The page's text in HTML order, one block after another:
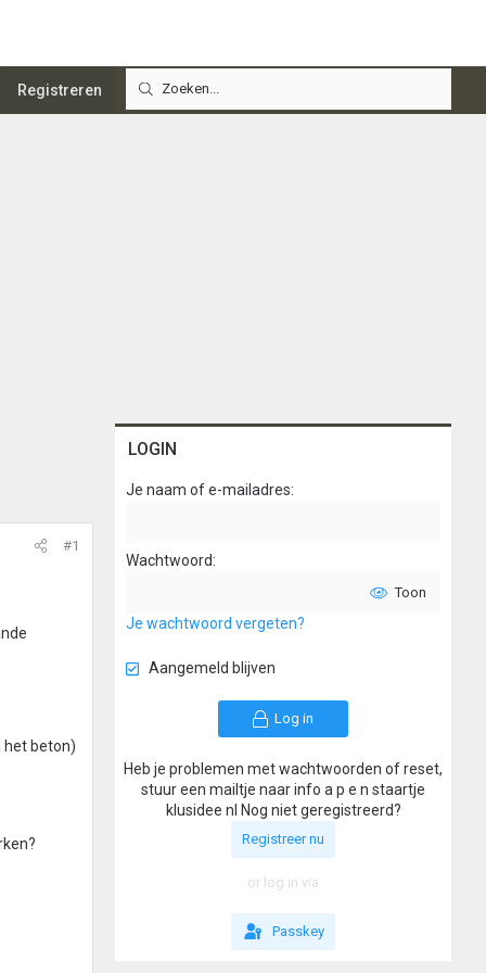
Registreren
#1
het beton)
LOGIN
Je naam of e-mailadres
Wachtwoord
Toon
Je wachtwoord vergeten?
Aangemeld blijven
Log in
Heb je problemen met wachtwoorden of reset,
stuur een mailtje naar info a p e n staartje
klusidee nl Nog niet geregistreerd?
Registreer nu
or log in via
Passkey